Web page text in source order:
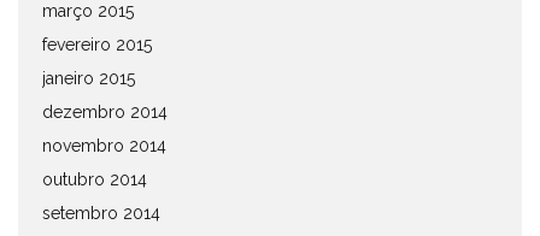
março 2015
fevereiro 2015
janeiro 2015
dezembro 2014
novembro 2014
outubro 2014
setembro 2014